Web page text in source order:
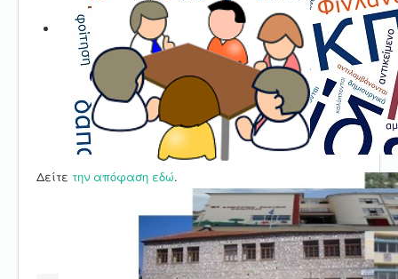
Δείτε την απόφαση εδώ.